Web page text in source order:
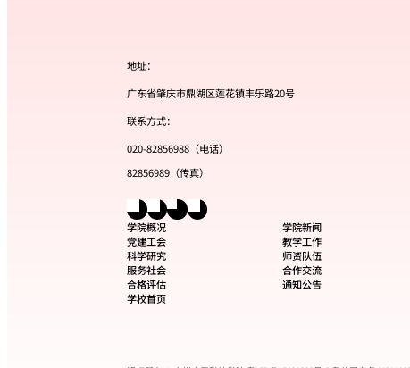
地址：
广东省肇庆市鼎湖区莲花镇丰乐路20号
联系方式：
020-82856988（电话）
82856989（传真）
学院概况
学院新闻
党建工会
教学工作
科学研究
师资队伍
服务社会
合作交流
合格评估
通知公告
学校首页